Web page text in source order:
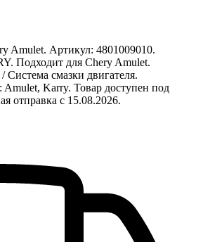
Amulet. Артикул: 4801009010.
Подходит для Chery Amulet.
Система смазки двигателя.
Karry. Товар доступен под
отправка с 15.08.2026.